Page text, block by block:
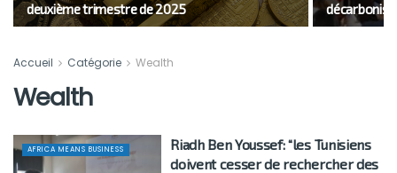
deuxième trimestre de 2025
Accueil Catégorie Wealth
Wealth
AFRICA MEANS BUSINESS
Riadh Ben Youssef: “les Tunisiens
doivent cesser de rechercher des